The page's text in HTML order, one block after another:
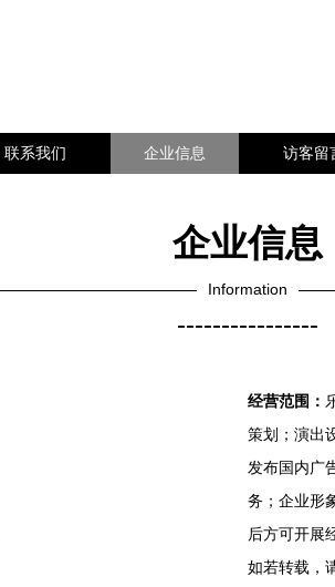
联系我们 企业信息 访客留
企业信息
Information
----------------
经营范围：
策划；演出
发布国内广
务；企业形
后方可开展
如若转载，